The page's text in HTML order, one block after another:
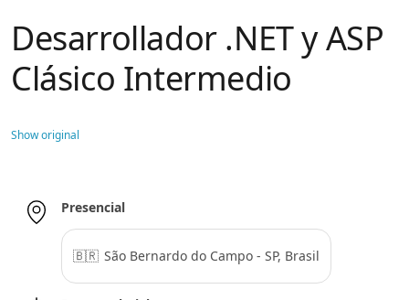
Desarrollador .NET y ASP
Clásico Intermedio
Show original
Presencial
🇧🇷 São Bernardo do Campo - SP, Brasil